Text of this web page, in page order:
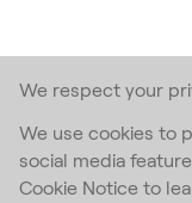
We respect your
We use cookies to
social media
Cookie Notice to